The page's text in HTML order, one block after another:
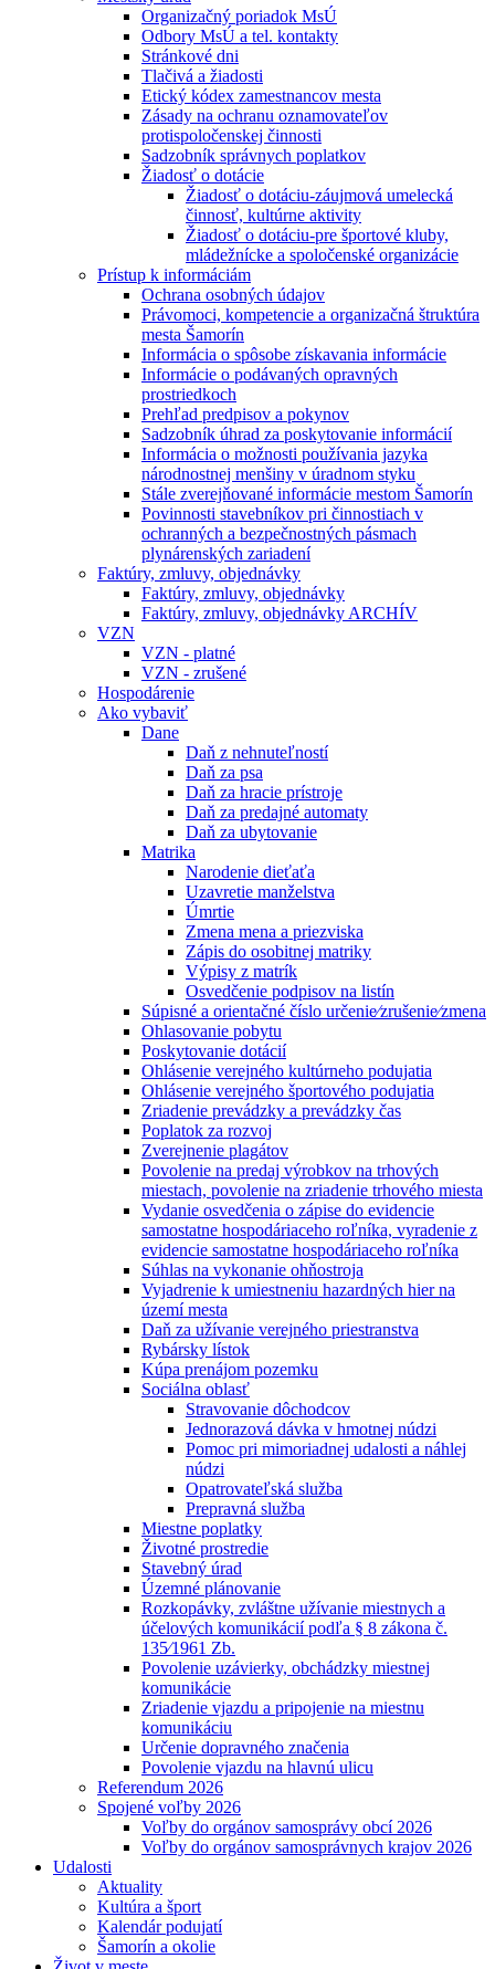
Organizačný poriadok MsÚ
Odbory MsÚ a tel. kontakty
Stránkové dni
Tlačivá a žiadosti
Etický kódex zamestnancov mesta
Zásady na ochranu oznamovateľov
protispoločenskej činnosti
Sadzobník správnych poplatkov
Žiadosť o dotácie
Žiadosť o dotáciu-záujmová umelecká
činnosť, kultúrne aktivity
Žiadosť o dotáciu-pre športové kluby,
mládežnícke a spoločenské organizácie
Prístup k informáciám
Ochrana osobných údajov
Právomoci, kompetencie a organizačná štruktúra
mesta Šamorín
Informácia o spôsobe získavania informácie
Informácie o podávaných opravných
prostriedkoch
Prehľad predpisov a pokynov
Sadzobník úhrad za poskytovanie informácií
Informácia o možnosti používania jazyka
národnostnej menšiny v úradnom styku
Stále zverejňované informácie mestom Šamorín
Povinnosti stavebníkov pri činnostiach v
ochranných a bezpečnostných pásmach
plynárenských zariadení
Faktúry, zmluvy, objednávky
Faktúry, zmluvy, objednávky
Faktúry, zmluvy, objednávky ARCHÍV
VZN
VZN - platné
VZN - zrušené
Hospodárenie
Ako vybaviť
Dane
Daň z nehnuteľností
Daň za psa
Daň za hracie prístroje
Daň za predajné automaty
Daň za ubytovanie
Matrika
Narodenie dieťaťa
Uzavretie manželstva
Úmrtie
Zmena mena a priezviska
Zápis do osobitnej matriky
Výpisy z matrík
Osvedčenie podpisov na listín
Súpisné a orientačné číslo určenie⁄zrušenie⁄zmena
Ohlasovanie pobytu
Poskytovanie dotácií
Ohlásenie verejného kultúrneho podujatia
Ohlásenie verejného športového podujatia
Zriadenie prevádzky a prevádzky čas
Poplatok za rozvoj
Zverejnenie plagátov
Povolenie na predaj výrobkov na trhových
miestach, povolenie na zriadenie trhového miesta
Vydanie osvedčenia o zápise do evidencie
samostatne hospodáriaceho roľníka, vyradenie z
evidencie samostatne hospodáriaceho roľníka
Súhlas na vykonanie ohňostroja
Vyjadrenie k umiestneniu hazardných hier na
území mesta
Daň za užívanie verejného priestranstva
Rybársky lístok
Kúpa prenájom pozemku
Sociálna oblasť
Stravovanie dôchodcov
Jednorazová dávka v hmotnej núdzi
Pomoc pri mimoriadnej udalosti a náhlej
núdzi
Opatrovateľská služba
Prepravná služba
Miestne poplatky
Životné prostredie
Stavebný úrad
Územné plánovanie
Rozkopávky, zvláštne užívanie miestnych a
účelových komunikácií podľa § 8 zákona č.
135⁄1961 Zb.
Povolenie uzávierky, obchádzky miestnej
komunikácie
Zriadenie vjazdu a pripojenie na miestnu
komunikáciu
Určenie dopravného značenia
Povolenie vjazdu na hlavnú ulicu
Referendum 2026
Spojené voľby 2026
Voľby do orgánov samosprávy obcí 2026
Voľby do orgánov samosprávnych krajov 2026
Udalosti
Aktuality
Kultúra a šport
Kalendár podujatí
Šamorín a okolie